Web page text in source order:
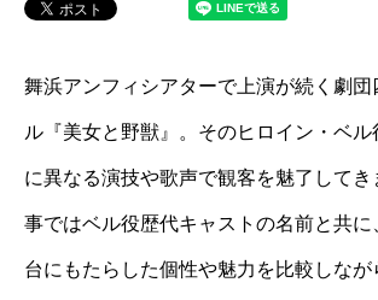
舞浜アンフィシアターで上演が続く劇団
ル『美女と野獣』。そのヒロイン・ベル
に異なる演技や歌声で観客を魅了して
事ではベル役歴代キャストの名前と共
台にもたらした個性や魅力を比較しなが